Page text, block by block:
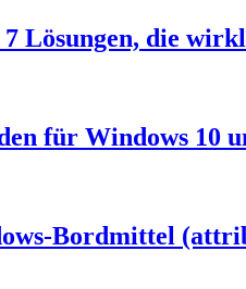
Lösungen, die
für Windows 10
Bordmittel